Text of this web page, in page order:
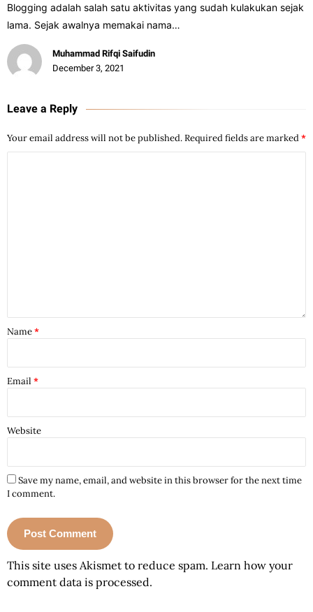
Blogging adalah salah satu aktivitas yang sudah kulakukan sejak
lama. Sejak awalnya memakai nama…
Muhammad Rifqi Saifudin
December 3, 2021
Leave a Reply
Your email address will not be published.Required fields are marked*
Name*
Email *
Website
Save my name, email, and website in this browser for the next time
I comment.
This site uses Akismet to reduce spam. Learn how your
comment data is processed.